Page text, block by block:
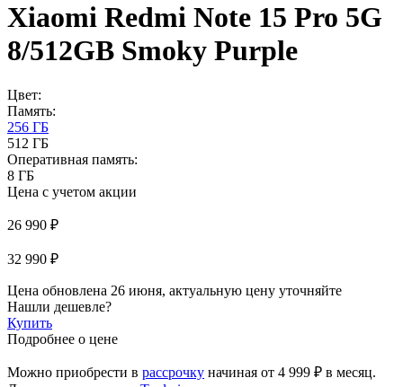
Xiaomi Redmi Note 15 Pro 5G
8/512GB Smoky Purple
Цвет:
Память:
256 ГБ
512 ГБ
Оперативная память:
8 ГБ
Цена с учетом акции
26 990 ₽
32 990 ₽
Цена обновлена 26 июня, актуальную цену уточняйте
Нашли дешевле?
Купить
Подробнее о цене
Можно приобрести в рассрочку начиная от 4 999 ₽ в месяц.